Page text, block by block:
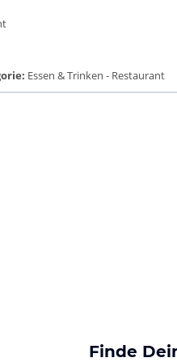
Essen & Trinken - Restaurant
Finde